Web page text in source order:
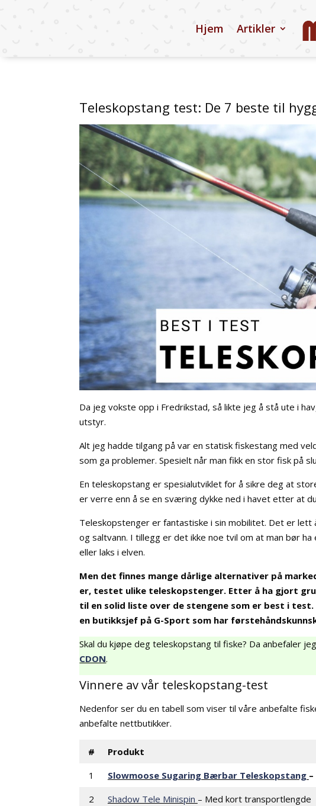
Hjem Artikler
Teleskopstang test: De 7 beste til
Da jeg vokste opp i Fredrikstad, så likte jeg å stå ute i
utstyr.
Alt jeg hadde tilgang på var en statisk fiskestang med
som ga problemer. Spesielt når man fikk en stor fisk på
En teleskopstang er spesialutviklet for å sikre deg at
er verre enn å se en sværing dykke ned i havet etter at
Teleskopstenger er fantastiske i sin mobilitet. Det er
og saltvann. I tillegg er det ikke noe tvil om at man bør
eller laks i elven.
Men det finnes mange dårlige alternativer på
er, testet ulike teleskopstenger. Etter å ha gjort
til en solid liste over de stengene som er best i test.
en butikksjef på G-Sport som har
Skal du kjøpe deg teleskopstang til fiske? Da anbefaler
CDON.
Vinnere av vår teleskopstang-test
Nedenfor ser du en tabell som viser til våre anbefalte
anbefalte nettbutikker.
#
Produkt
1
Slowmoose Sugaring Bærbar Teleskopstang
2
Shadow Tele Minispin – Med kort transportlengde